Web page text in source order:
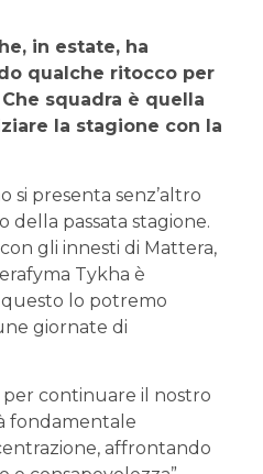
in estate, ha
qualche ritocco per
squadra è quella
la stagione con la
si presenta senz’altro
della passata stagione.
gli innesti di Mattera,
Tykha è
lo potremo
giornate di
per continuare il nostro
fondamentale
affrontando